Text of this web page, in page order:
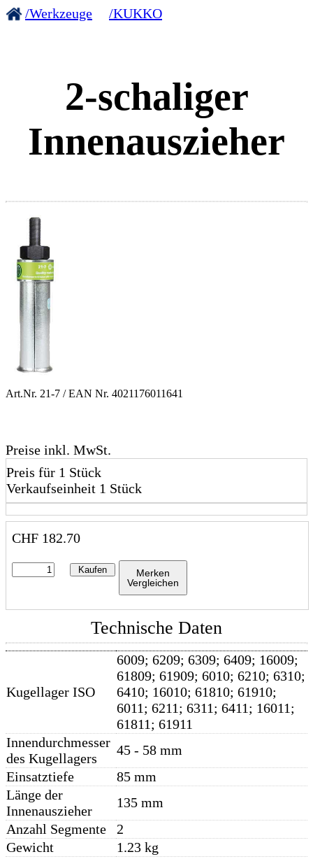
/Werkzeuge /KUKKO
2-schaliger
Innenauszieher
Art.Nr. 21-7 / EAN Nr. 4021176011641
Preise inkl. MwSt.
Preis für 1 Stück
Verkaufseinheit 1 Stück
CHF 182.70
Kaufen
Merken
Vergleichen
Technische Daten
Kugellager ISO
6009; 6209; 6309; 6409; 16009;
61809; 61909; 6010; 6210; 6310;
6410; 16010; 61810; 61910;
6011; 6211; 6311; 6411; 16011;
61811; 61911
Innendurchmesser
des Kugellagers
45 - 58 mm
Einsatztiefe
85 mm
Länge der
Innenauszieher
135 mm
Anzahl Segmente
2
Gewicht
1.23 kg